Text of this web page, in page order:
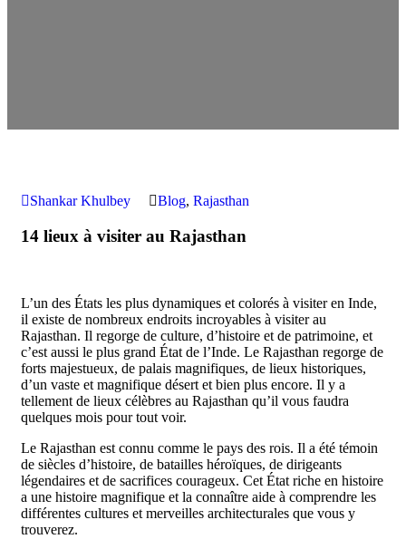
Shankar Khulbey Blog, Rajasthan
14 lieux à visiter au Rajasthan
L’un des États les plus dynamiques et colorés à visiter en Inde,
il existe de nombreux endroits incroyables à visiter au
Rajasthan. Il regorge de culture, d’histoire et de patrimoine, et
c’est aussi le plus grand État de l’Inde. Le Rajasthan regorge de
forts majestueux, de palais magnifiques, de lieux historiques,
d’un vaste et magnifique désert et bien plus encore. Il y a
tellement de lieux célèbres au Rajasthan qu’il vous faudra
quelques mois pour tout voir.
Le Rajasthan est connu comme le pays des rois. Il a été témoin
de siècles d’histoire, de batailles héroïques, de dirigeants
légendaires et de sacrifices courageux. Cet État riche en histoire
a une histoire magnifique et la connaître aide à comprendre les
différentes cultures et merveilles architecturales que vous y
trouverez.